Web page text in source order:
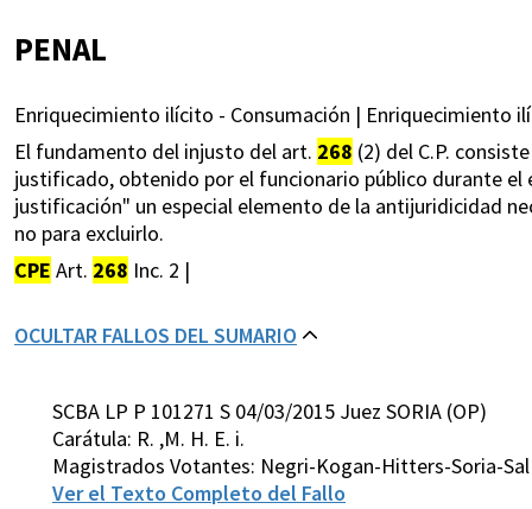
PENAL
Enriquecimiento ilícito - Consumación | Enriquecimiento
El fundamento del injusto del art. 268 (2) del C.P.
justificado, obtenido por el funcionario público durante
justificación" un especial elemento de la antijuridicidad
no para excluirlo.
CPE Art. 268 Inc. 2 |
OCULTAR FALLOS DEL SUMARIO
SCBA LP P 101271 S 04/03/2015 Juez SORIA (OP)
Carátula: R. ,M. H. E. i.
Magistrados Votantes: Negri-Kogan-Hitters-Soria-
Ver el Texto Completo del Fallo